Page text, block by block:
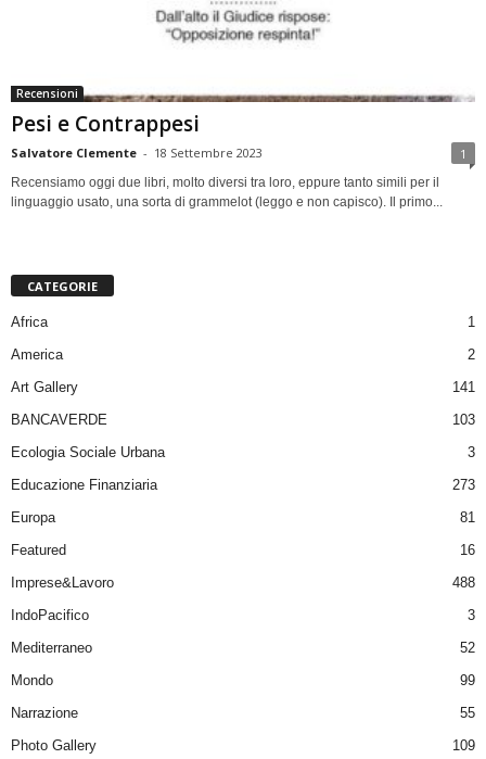
Recensioni
Pesi e Contrappesi
Salvatore Clemente - 18 Settembre 2023 1
Recensiamo oggi due libri, molto diversi tra loro, eppure tanto simili per il
linguaggio usato, una sorta di grammelot (leggo e non capisco). Il primo...
CATEGORIE
Africa
1
America
2
Art Gallery
141
BANCAVERDE
103
Ecologia Sociale Urbana
3
Educazione Finanziaria
273
Europa
81
Featured
16
Imprese&Lavoro
488
IndoPacifico
3
Mediterraneo
52
Mondo
99
Narrazione
55
Photo Gallery
109